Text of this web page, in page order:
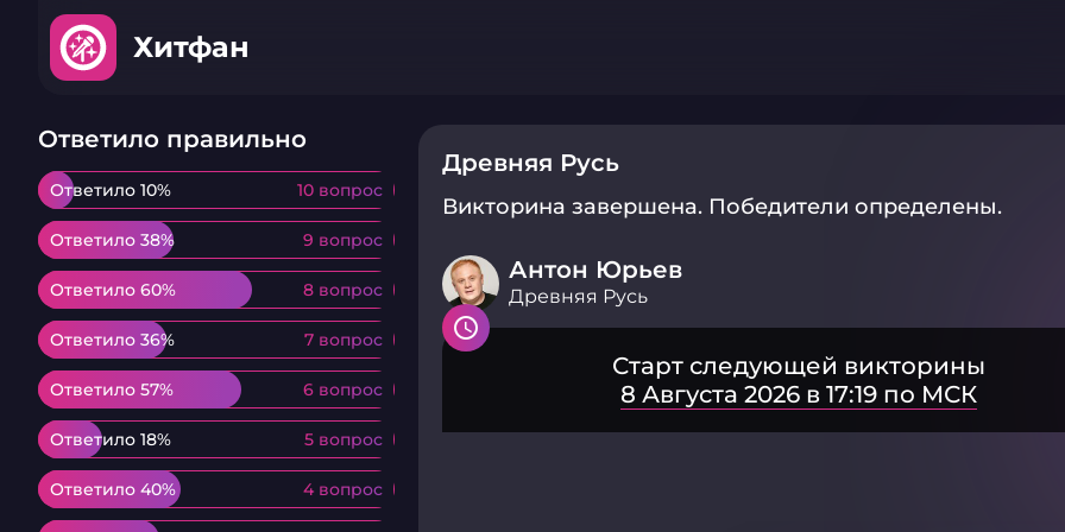
Хитфан
Ответило правильно
Ответило 10% 10 вопрос
Ответило 10% 10 вопрос
Ответило 38% 9 вопрос
Ответило 38% 9 вопрос
Ответило 60% 8 вопрос
Ответило 60% 8 вопрос
Ответило 36% 7 вопрос
Ответило 36% 7 вопрос
Ответило 57% 6 вопрос
Ответило 57% 6 вопрос
Ответило 18% 5 вопрос
Ответило 18% 5 вопрос
Ответило 40% 4 вопрос
Ответило 40% 4 вопрос
Древняя Русь
Викторина завершена. Победители определены.
Антон Юрьев
Древняя Русь
Старт следующей викторины
8 Августа 2026 в 17:19 по МСК